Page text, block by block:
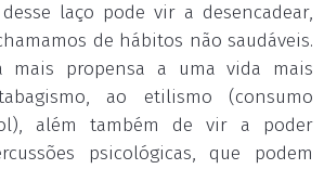
laço pode vir a desencadear,
de hábitos não saudáveis.
mais propensa a uma vida mais
ao etilismo (consumo
além também de vir a poder
psicológicas, que podem